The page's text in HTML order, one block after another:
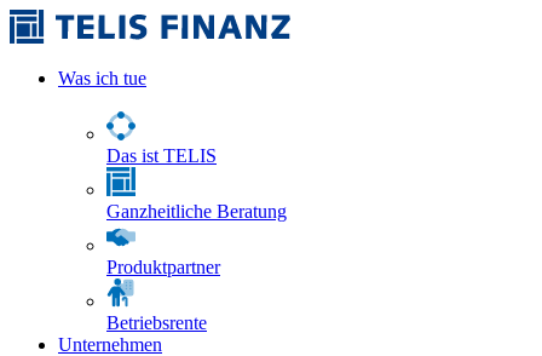
Was ich tue
Das ist TELIS
Ganzheitliche Beratung
Produktpartner
Betriebsrente
Unternehmen